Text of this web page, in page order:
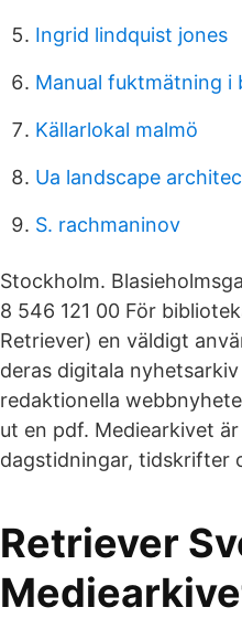
Ingrid lindquist jones
Manual fuktmätning i
Källarlokal malmö
Ua landscape
S. rachmaninov
Stockholm.
8 546 121 00 För
Retriever) en väldigt
deras digitala
redaktionella
ut en pdf. Mediearkivet
dagstidningar, tidskrifter
Retriever